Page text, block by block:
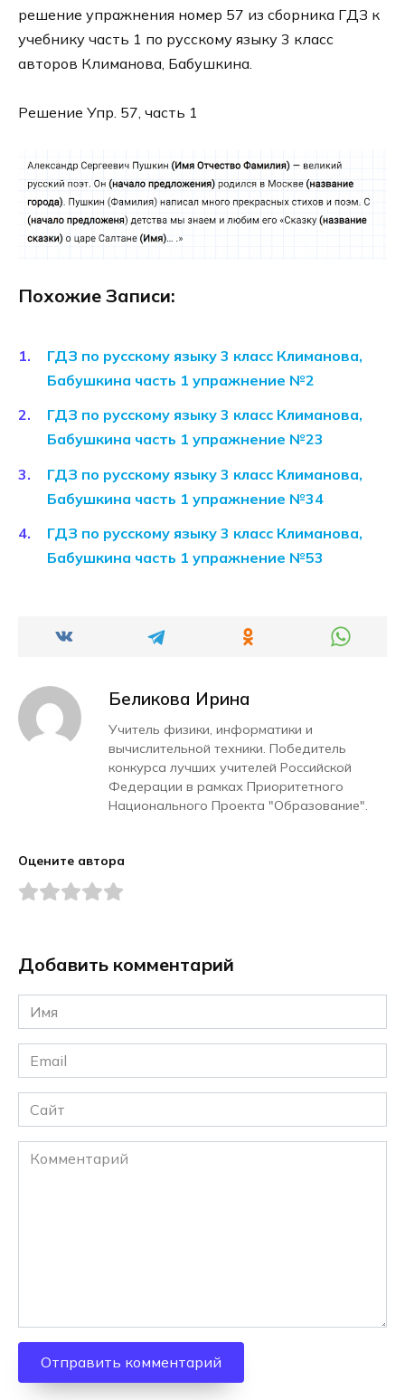
решение упражнения номер 57 из сборника ГДЗ к
учебнику часть 1 по русскому языку 3 класс
авторов Климанова, Бабушкина.
Решение Упр. 57, часть 1
Похожие Записи:
ГДЗ по русскому языку 3 класс Климанова,
Бабушкина часть 1 упражнение №2
ГДЗ по русскому языку 3 класс Климанова,
Бабушкина часть 1 упражнение №23
ГДЗ по русскому языку 3 класс Климанова,
Бабушкина часть 1 упражнение №34
ГДЗ по русскому языку 3 класс Климанова,
Бабушкина часть 1 упражнение №53
Беликова Ирина
Учитель физики, информатики и
вычислительной техники. Победитель
конкурса лучших учителей Российской
Федерации в рамках Приоритетного
Национального Проекта "Образование".
Оцените автора
Добавить комментарий
Имя
*
Email
*
Сайт
Комментарий